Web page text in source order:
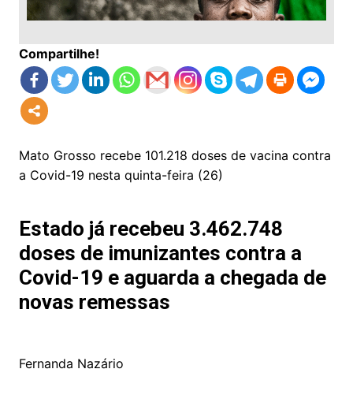
Compartilhe!
Mato Grosso recebe 101.218 doses de vacina contra
a Covid-19 nesta quinta-feira (26)
Estado já recebeu 3.462.748
doses de imunizantes contra a
Covid-19 e aguarda a chegada de
novas remessas
Fernanda Nazário